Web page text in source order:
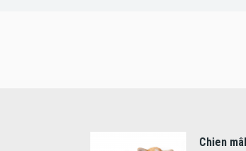
Chien